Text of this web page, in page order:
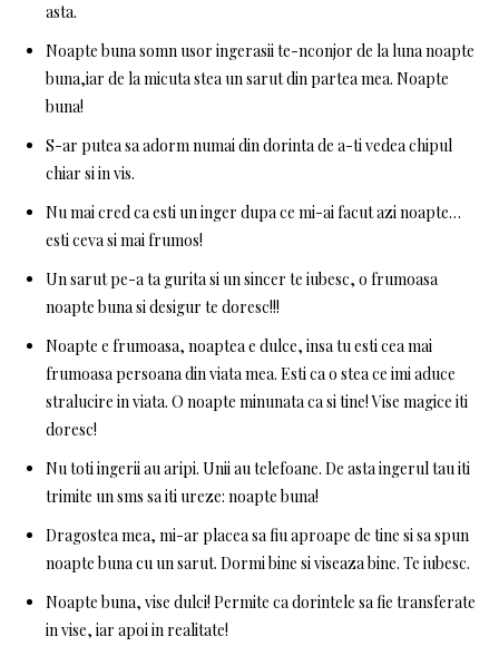
asta.
Noapte buna somn usor ingerasii te-nconjor de la luna noapte
buna,iar de la micuta stea un sarut din partea mea. Noapte
buna!
S-ar putea sa adorm numai din dorinta de a-ti vedea chipul
chiar si in vis.
Nu mai cred ca esti un inger dupa ce mi-ai facut azi noapte…
esti ceva si mai frumos!
Un sarut pe-a ta gurita si un sincer te iubesc, o frumoasa
noapte buna si desigur te doresc!!!
Noapte e frumoasa, noaptea e dulce, insa tu esti cea mai
frumoasa persoana din viata mea. Esti ca o stea ce imi aduce
stralucire in viata. O noapte minunata ca si tine! Vise magice iti
doresc!
Nu toti ingerii au aripi. Unii au telefoane. De asta ingerul tau iti
trimite un sms sa iti ureze: noapte buna!
Dragostea mea, mi-ar placea sa fiu aproape de tine si sa spun
noapte buna cu un sarut. Dormi bine si viseaza bine. Te iubesc.
Noapte buna, vise dulci! Permite ca dorintele sa fie transferate
in vise, iar apoi in realitate!